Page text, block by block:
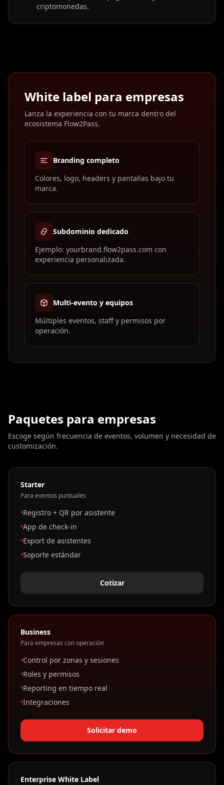
criptomonedas.
White label para empresas
Lanza la experiencia con tu marca dentro del
ecosistema Flow2Pass.
Branding completo
Colores, logo, headers y pantallas bajo tu
marca.
Subdominio dedicado
Ejemplo: yourbrand.flow2pass.com con
experiencia personalizada.
Multi-evento y equipos
Múltiples eventos, staff y permisos por
operación.
Paquetes para empresas
Escoge según frecuencia de eventos, volumen y necesidad de
customización.
Starter
Para eventos puntuales
•Registro + QR por asistente
•App de check-in
•Export de asistentes
•Soporte estándar
Cotizar
Business
Para empresas con operación
•Control por zonas y sesiones
•Roles y permisos
•Reporting en tiempo real
•Integraciones
Solicitar demo
Enterprise White Label